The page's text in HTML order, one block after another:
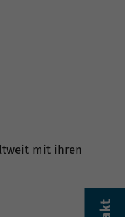
mit ihren